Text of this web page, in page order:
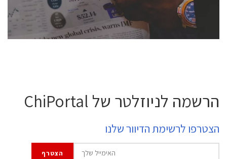
לחץ לפרטים
הרשמה לניוזלטר של ChiPortal
הצטרפו לרשימת הדיוור שלנו